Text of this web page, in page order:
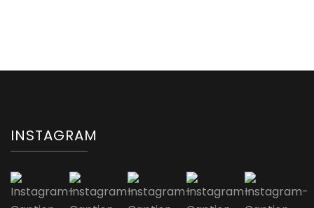
INSTAGRAM